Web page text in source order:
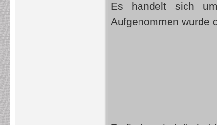
Es handelt sich
Aufgenommen wurde